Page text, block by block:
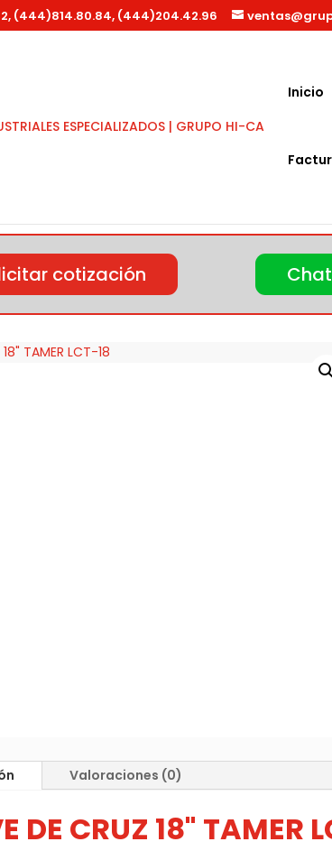
(444)814.80.84, (444)204.42.96
Inicio
cotización
Valoraciones (0)
DE CRUZ 18" TAMER